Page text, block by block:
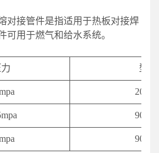
对接管件是指适用于热板对接焊
可用于燃气和给水系统。
型号
20-
90-
90-